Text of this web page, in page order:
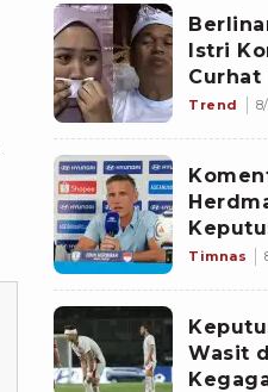
Istri
Curhat
Abis
Trend
Wasit
AFF
Bahas
Timnas
Wasit